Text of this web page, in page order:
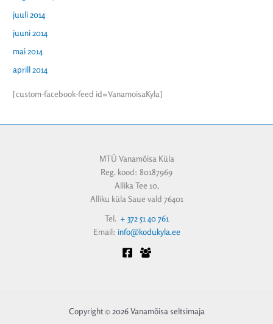
juuli 2014
juuni 2014
mai 2014
aprill 2014
[custom-facebook-feed id=VanamoisaKyla]
MTÜ Vanamõisa Küla
Reg. kood: 80187969
Allika Tee 10,
Alliku küla Saue vald 76401
Tel. + 372 51 40 761
Email: info@kodukyla.ee
Copyright © 2026 Vanamõisa seltsimaja